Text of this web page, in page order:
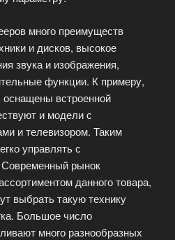
много преимуществ
и дисков, высокое
звука и изображения,
функции. К примеру,
встроенной
и модели с
и телевизором. Таким
управлять с
Современный рынок
данного товара,
выбрать такую технику
Большое число
много разнообразных